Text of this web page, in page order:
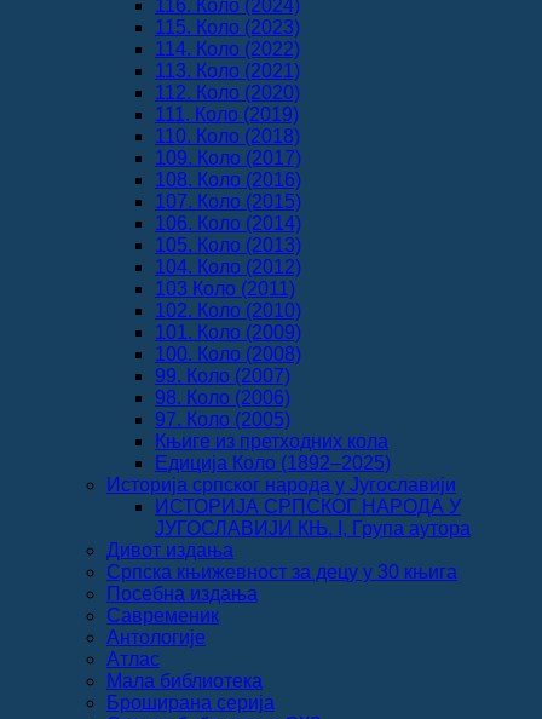
116. Коло (2024)
115. Коло (2023)
114. Коло (2022)
113. Коло (2021)
112. Коло (2020)
111. Коло (2019)
110. Коло (2018)
109. Коло (2017)
108. Коло (2016)
107. Коло (2015)
106. Коло (2014)
105. Коло (2013)
104. Коло (2012)
103 Коло (2011)
102. Коло (2010)
101. Коло (2009)
100. Коло (2008)
99. Коло (2007)
98. Коло (2006)
97. Коло (2005)
Књиге из претходних кола
Едиција Коло (1892‒2025)
Историја српског народа у Југославији
ИСТОРИЈА СРПСКОГ НАРОДА У
ЈУГОСЛАВИЈИ КЊ. I, Група аутора
Дивот издања
Српска књижевност за децу у 30 књига
Посебна издања
Савременик
Антологије
Атлас
Мала библиотека
Броширана серија